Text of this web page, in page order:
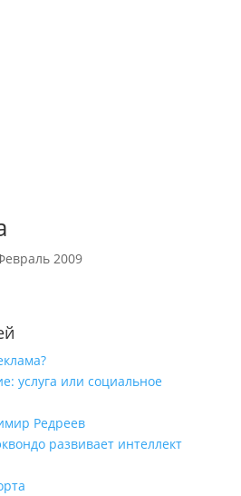
2009
услуга или социальное
Редреев
развивает интеллект